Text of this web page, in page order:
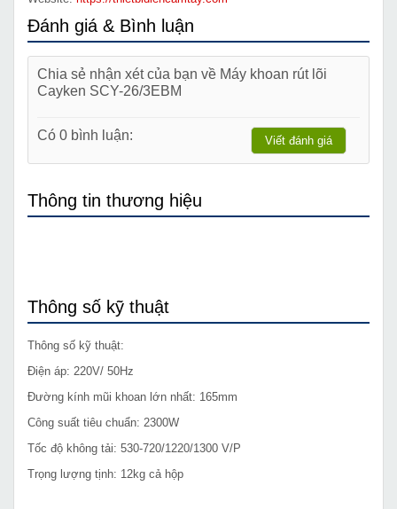
Đánh giá & Bình luận
Chia sẻ nhận xét của bạn về Máy khoan rút lõi
Cayken SCY-26/3EBM
Có 0 bình luận: Viết đánh giá
Thông tin thương hiệu
Thông số kỹ thuật
Thông số kỹ thuật:
Điện áp: 220V/ 50Hz
Đường kính mũi khoan lớn nhất: 165mm
Công suất tiêu chuẩn: 2300W
Tốc độ không tải: 530-720/1220/1300 V/P
Trọng lượng tịnh: 12kg cả hộp